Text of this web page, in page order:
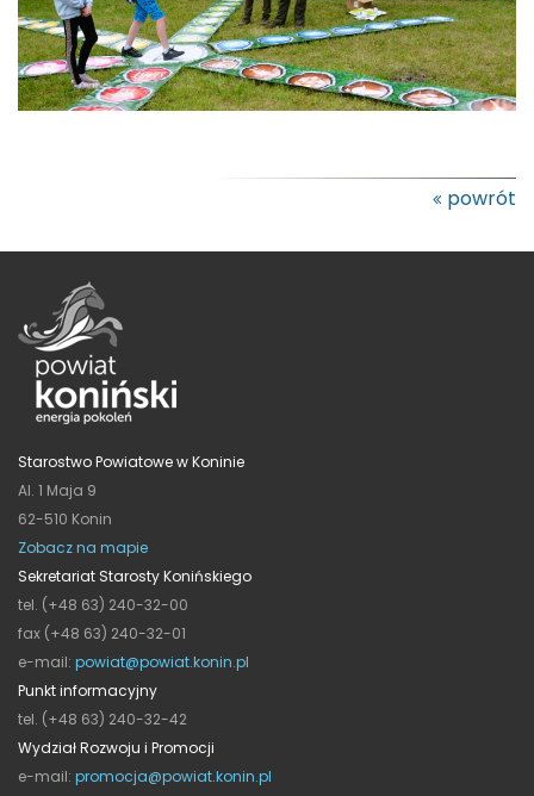
powrót
Starostwo Powiatowe w Koninie
Al. 1 Maja 9
62-510 Konin
Zobacz na mapie
Sekretariat Starosty Konińskiego
tel. (+48 63) 240-32-00
fax (+48 63) 240-32-01
e-mail: powiat@powiat.konin.pl
Punkt informacyjny
tel. (+48 63) 240-32-42
Wydział Rozwoju i Promocji
e-mail: promocja@powiat.konin.pl